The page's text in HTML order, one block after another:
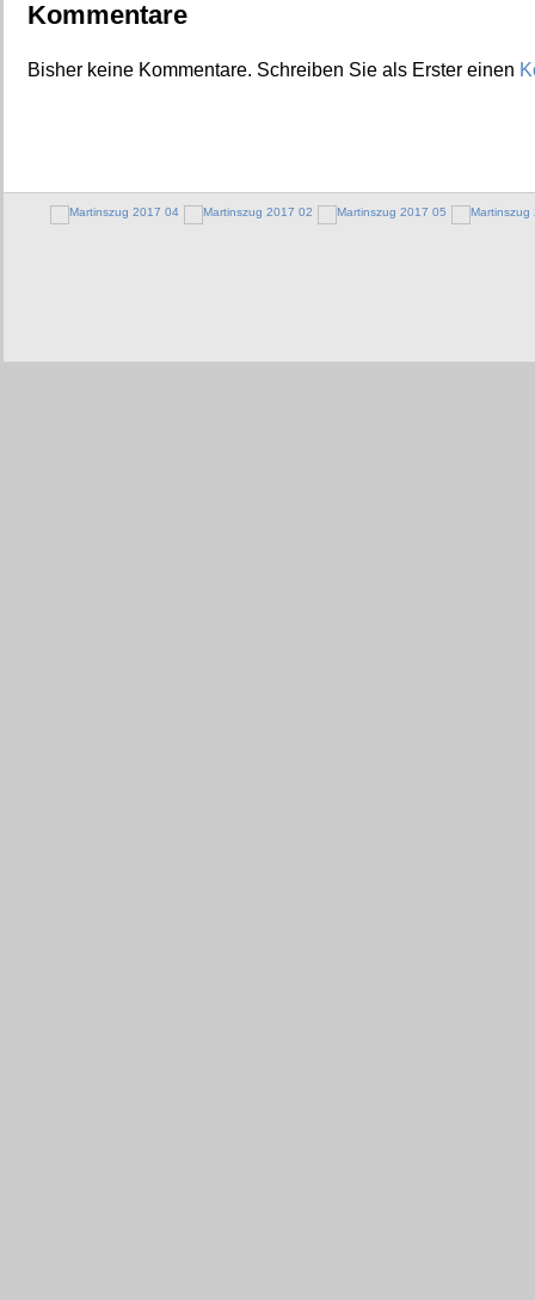
Kommentare
Bisher keine Kommentare. Schreiben Sie als Erster einen